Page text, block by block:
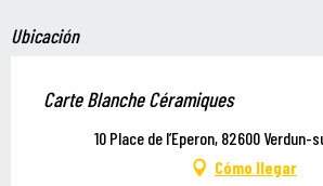
Ubicación
Carte Blanche Céramiques
10 Place de l’Eperon, 82600 Verdun-
Cómo llegar